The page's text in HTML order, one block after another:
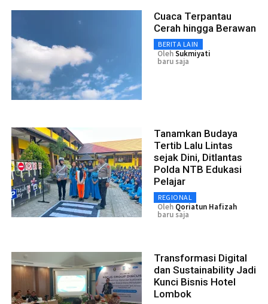
Cuaca Terpantau
Cerah hingga Berawan
BERITA LAIN
OlehSukmiyati
baru saja
Tanamkan Budaya
Tertib Lalu Lintas
sejak Dini, Ditlantas
Polda NTB Edukasi
Pelajar
REGIONAL
Oleh Qoriatun Hafizah
baru saja
Transformasi Digital
dan Sustainability Jadi
Kunci Bisnis Hotel
Lombok